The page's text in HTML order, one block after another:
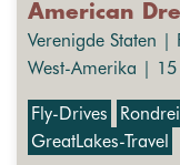
American
Verenigde Staten |
West-Amerika |
Fly-Drives
GreatLakes-Travel